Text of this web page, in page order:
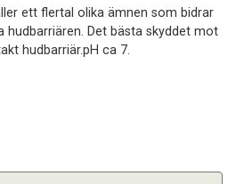
ett flertal olika ämnen som bidrar
Det bästa skyddet mot
hudbarriär.pH ca 7.